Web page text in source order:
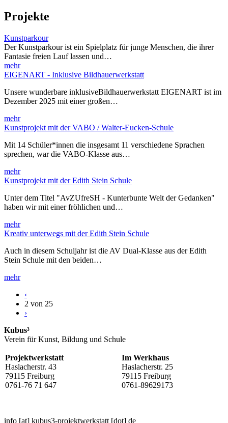
Projekte
Kunstparkour
Der Kunstparkour ist ein Spielplatz für junge Menschen, die ihrer
Fantasie freien Lauf lassen und…
mehr
EIGENART - Inklusive Bildhauerwerkstatt
Unsere wunderbare inklusiveBildhauerwerkstatt EIGENART ist im
Dezember 2025 mit einer großen…
mehr
Kunstprojekt mit der VABO / Walter-Eucken-Schule
Mit 14 Schüler*innen die insgesamt 11 verschiedene Sprachen
sprechen, war die VABO-Klasse aus…
mehr
Kunstprojekt mit der Edith Stein Schule
Unter dem Titel "AvZUfreSH - Kunterbunte Welt der Gedanken"
haben wir mit einer fröhlichen und…
mehr
Kreativ unterwegs mit der Edith Stein Schule
Auch in diesem Schuljahr ist die AV Dual-Klasse aus der Edith
Stein Schule mit den beiden…
mehr
‹
2 von 25
›
Kubus³
Verein für Kunst, Bildung und Schule
Projektwerkstatt
Haslacherstr. 43
79115 Freiburg
0761-76 71 647
Im Werkhaus
Haslacherstr. 25
79115 Freiburg
0761-89629173
info [at] kubus3-projektwerkstatt [dot] de